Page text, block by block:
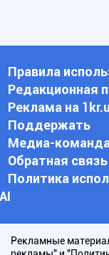
Правила
Редакционная
Реклама на
Поддержать
Медиа-команда
Обратная связь
Политика
АI
Рекламные